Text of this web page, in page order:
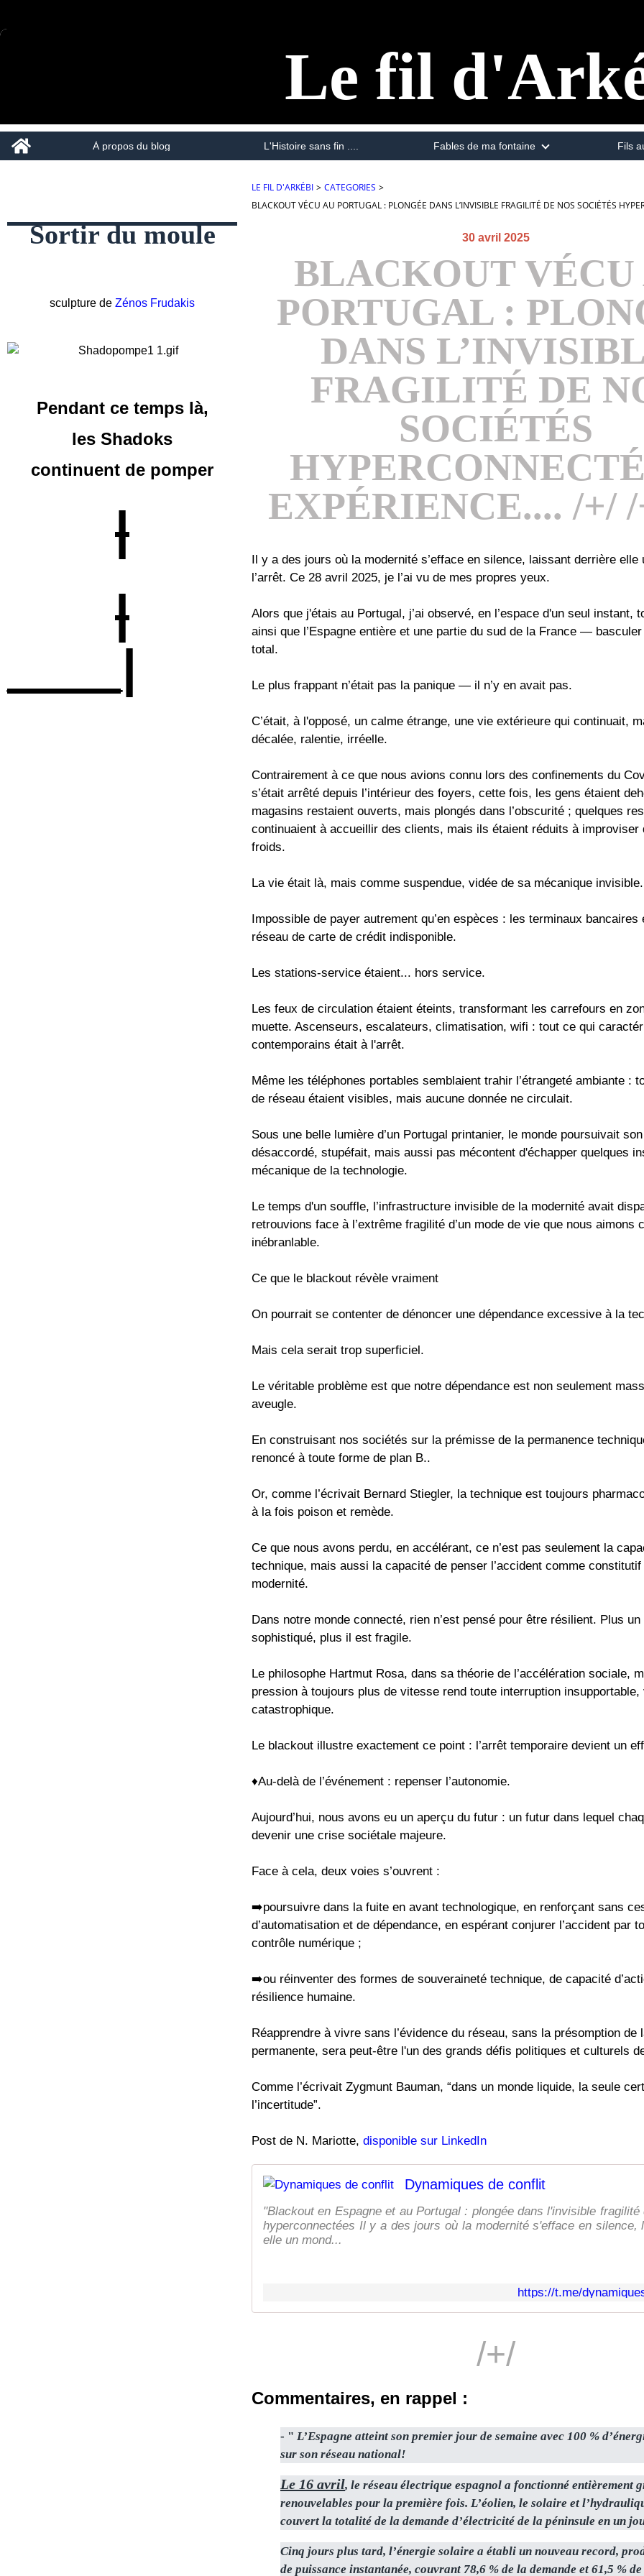
Le fil
Home
À propos du blog
L'Histoire sans fin .... Fables de ma fontaine Fils
Sortir du moule
sculpture de Zénos Frudakis
Pendant ce temps là,
les Shadoks
continuent de pomper
|
|
____|
LE FIL D'ARKÉBI > CATEGORIES >
BLACKOUT VÉCU AU PORTUGAL : PLONGÉE DANS L’INVISIBLE FRAGILITÉ DE NOS SOCIÉTÉS
30 avril 2025
BLACKOUT VÉCU
PORTUGAL :
DANS
FRAGILITÉ DE
SOCIÉTÉS
EXPÉRIENCE.... /+/
Il y a des jours où la modernité s’efface en silence, laissant derrière elle
l’arrêt. Ce 28 avril 2025, je l’ai vu de mes propres yeux.
Alors que j'étais au Portugal, j’ai observé, en l’espace d'un seul instant,
ainsi que l’Espagne entière et une partie du sud de la France —
total.
Le plus frappant n’était pas la panique — il n’y en avait pas.
C’était, à l'opposé, un calme étrange, une vie extérieure qui continuait,
décalée, ralentie, irréelle.
Contrairement à ce que nous avions connu lors des confinements du
s’était arrêté depuis l’intérieur des foyers, cette fois, les gens étaient
magasins restaient ouverts, mais plongés dans l’obscurité ; quelques
continuaient à accueillir des clients, mais ils étaient réduits à improviser
froids.
La vie était là, mais comme suspendue, vidée de sa mécanique invisible.
Impossible de payer autrement qu’en espèces : les terminaux bancaires
réseau de carte de crédit indisponible.
Les stations-service étaient... hors service.
Les feux de circulation étaient éteints, transformant les carrefours en
muette. Ascenseurs, escalateurs, climatisation, wifi : tout ce qui
contemporains était à l'arrêt.
Même les téléphones portables semblaient trahir l’étrangeté ambiante :
de réseau étaient visibles, mais aucune donnée ne circulait.
Sous une belle lumière d’un Portugal printanier, le monde poursuivait
désaccordé, stupéfait, mais aussi pas mécontent d'échapper quelques
mécanique de la technologie.
Le temps d'un souffle, l’infrastructure invisible de la modernité avait
retrouvions face à l’extrême fragilité d’un mode de vie que nous aimons
inébranlable.
Ce que le blackout révèle vraiment
On pourrait se contenter de dénoncer une dépendance excessive à la
Mais cela serait trop superficiel.
Le véritable problème est que notre dépendance est non seulement
aveugle.
En construisant nos sociétés sur la prémisse de la permanence
renoncé à toute forme de plan B..
Or, comme l’écrivait Bernard Stiegler, la technique est toujours
à la fois poison et remède.
Ce que nous avons perdu, en accélérant, ce n’est pas seulement la
technique, mais aussi la capacité de penser l’accident comme
modernité.
Dans notre monde connecté, rien n’est pensé pour être résilient. Plus
sophistiqué, plus il est fragile.
Le philosophe Hartmut Rosa, dans sa théorie de l’accélération sociale,
pression à toujours plus de vitesse rend toute interruption insupportable,
catastrophique.
Le blackout illustre exactement ce point : l’arrêt temporaire devient un
♦️Au-delà de l’événement : repenser l’autonomie.
Aujourd’hui, nous avons eu un aperçu du futur : un futur dans lequel
devenir une crise sociétale majeure.
Face à cela, deux voies s’ouvrent :
➡️poursuivre dans la fuite en avant technologique, en renforçant sans
d’automatisation et de dépendance, en espérant conjurer l’accident par
contrôle numérique ;
➡️ou réinventer des formes de souveraineté technique, de capacité
résilience humaine.
Réapprendre à vivre sans l’évidence du réseau, sans la présomption de
permanente, sera peut-être l'un des grands défis politiques et culturels
Comme l’écrivait Zygmunt Bauman, “dans un monde liquide, la seule
l’incertitude”.
Post de N. Mariotte, disponible sur LinkedIn
Dynamiques de conflit
"Blackout en Espagne et au Portugal : plongée dans l'invisible
hyperconnectées Il y a des jours où la modernité s'efface en silence,
elle un mond...
https://t.me/
/+/
Commentaires, en rappel :
- " L’Espagne atteint son premier jour de semaine avec 100 %
sur son réseau national!
Le 16 avril, le réseau électrique espagnol a fonctionné entièrement
renouvelables pour la première fois. L’éolien, le solaire et
couvert la totalité de la demande d’électricité de la péninsule en un
Cinq jours plus tard, l’énergie solaire a établi un nouveau record,
de puissance instantanée, couvrant 78,6 % de la demande et 61,5 %